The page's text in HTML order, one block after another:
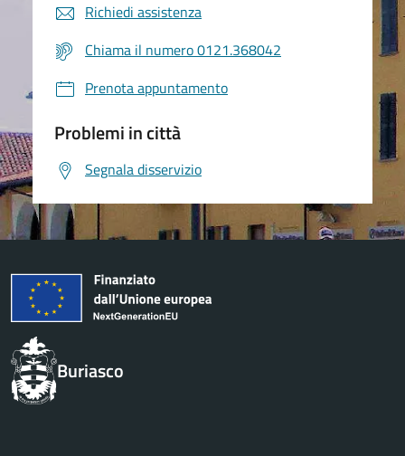
Richiedi assistenza
Chiama il numero 0121.368042
Prenota appuntamento
Problemi in città
Segnala disservizio
Buriasco